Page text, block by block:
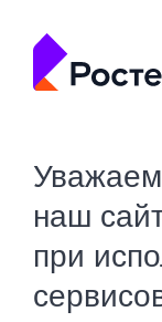
наш
при